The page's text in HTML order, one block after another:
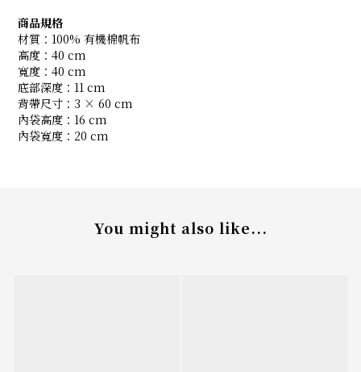
商品規格
材質：100% 有機棉帆布
高度：40 cm
寬度：40 cm
底部深度：11 cm
背帶尺寸：3 × 60 cm
內袋高度：16 cm
內袋寬度：20 cm
You might also like...